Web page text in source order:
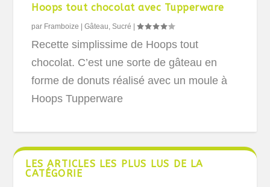
Hoops tout chocolat avec Tupperware
par Framboize |Gâteau ,Sucré |
Recette simplissime de Hoops tout
chocolat. C’est une sorte de gâteau en
forme de donuts réalisé avec un moule à
Hoops Tupperware
LES ARTICLES LES PLUS LUS DE LA
CATÉGORIE